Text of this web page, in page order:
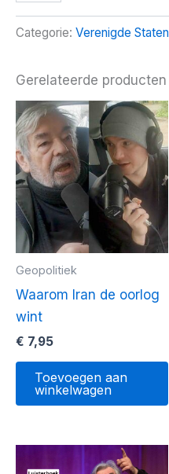
misgeboorte
aantal
Categorie: Verenigde Staten
Gerelateerde producten
Geopolitiek
Waarom Iran de oorlog
wint
€ 7,95
Toevoegen aan
winkelwagen